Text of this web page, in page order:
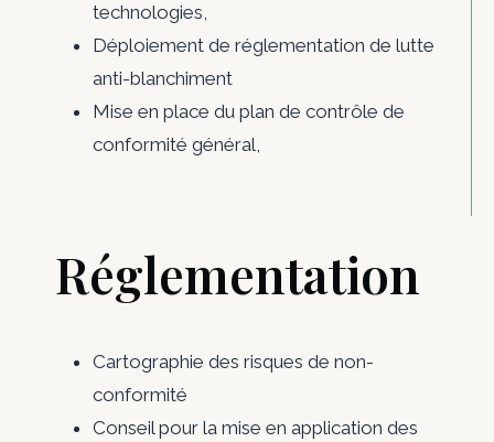
technologies,
Déploiement de réglementation de lutte
anti-blanchiment
Mise en place du plan de contrôle de
conformité général,
Réglementation
Cartographie des risques de non-
conformité
Conseil pour la mise en application des